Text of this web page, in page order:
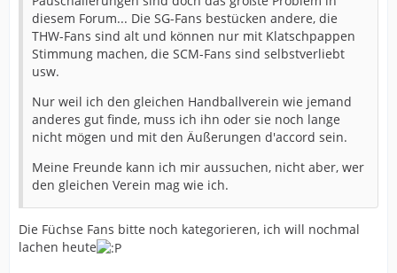
diesem Forum... Die SG-Fans bestücken andere, die
THW-Fans sind alt und können nur mit Klatschpappen
Stimmung machen, die SCM-Fans sind selbstverliebt
usw.
Nur weil ich den gleichen Handballverein wie jemand
anderes gut finde, muss ich ihn oder sie noch lange
nicht mögen und mit den Äußerungen d'accord sein.
Meine Freunde kann ich mir aussuchen, nicht aber, wer
den gleichen Verein mag wie ich.
Die Füchse Fans bitte noch kategorieren, ich will nochmal
lachen heute